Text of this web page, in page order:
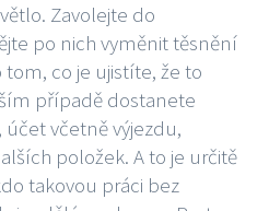
Zavolejte do
po nich vyměnit těsnění
co je ujistíte, že to
případě dostanete
včetně výjezdu,
položek. A to je určitě
takovou práci bez